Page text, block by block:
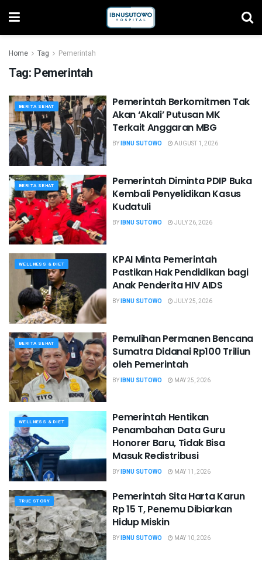
Home Tag Pemerintah
Tag: Pemerintah
BERITA SEHAT
Pemerintah Berkomitmen Tak
Akan ‘Akali’ Putusan MK
Terkait Anggaran MBG
BYIBNU SUTOWO AUGUST 1, 2026
BERITA SEHAT
Pemerintah Diminta PDIP Buka
Kembali Penyelidikan Kasus
Kudatuli
BYIBNU SUTOWO JULY 26, 2026
WELLNESS & DIET
KPAI Minta Pemerintah
Pastikan Hak Pendidikan bagi
Anak Penderita HIV AIDS
BYIBNU SUTOWO JULY 25, 2026
BERITA SEHAT
Pemulihan Permanen Bencana
Sumatra Didanai Rp100 Triliun
oleh Pemerintah
BYIBNU SUTOWO MAY 25, 2026
WELLNESS & DIET
Pemerintah Hentikan
Penambahan Data Guru
Honorer Baru, Tidak Bisa
Masuk Redistribusi
BYIBNU SUTOWO MAY 11, 2026
TRUE STORY
Pemerintah Sita Harta Karun
Rp 15 T, Penemu Dibiarkan
Hidup Miskin
BYIBNU SUTOWO MAY 10, 2026